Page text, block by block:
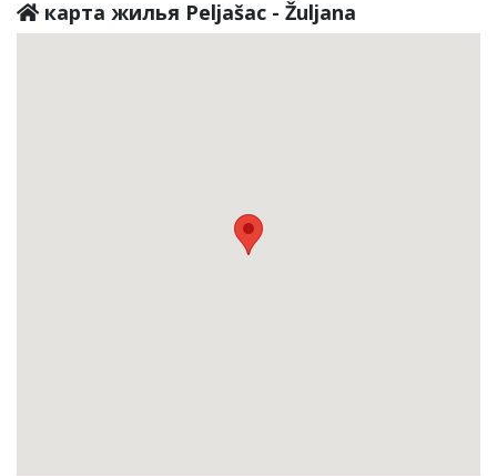
карта жилья Peljašac - Žuljana